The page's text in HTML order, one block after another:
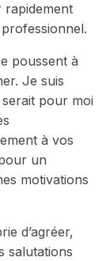
rapidement
poussent à
Je suis
pour moi
à vos
un
motivations
d’agréer,
salutations